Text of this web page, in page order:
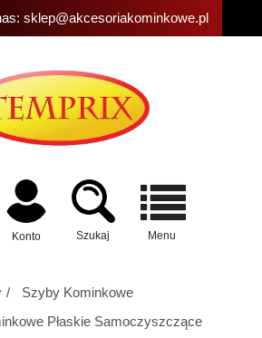
sklep@akcesoriakominkowe.pl
Konto Szukaj Menu
Szyby Kominkowe
Płaskie Samoczyszczące